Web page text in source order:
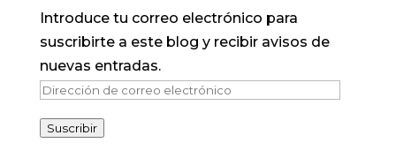
Introduce tu correo electrónico para
suscribirte a este blog y recibir avisos de
nuevas entradas.
Dirección
correo
Suscribir